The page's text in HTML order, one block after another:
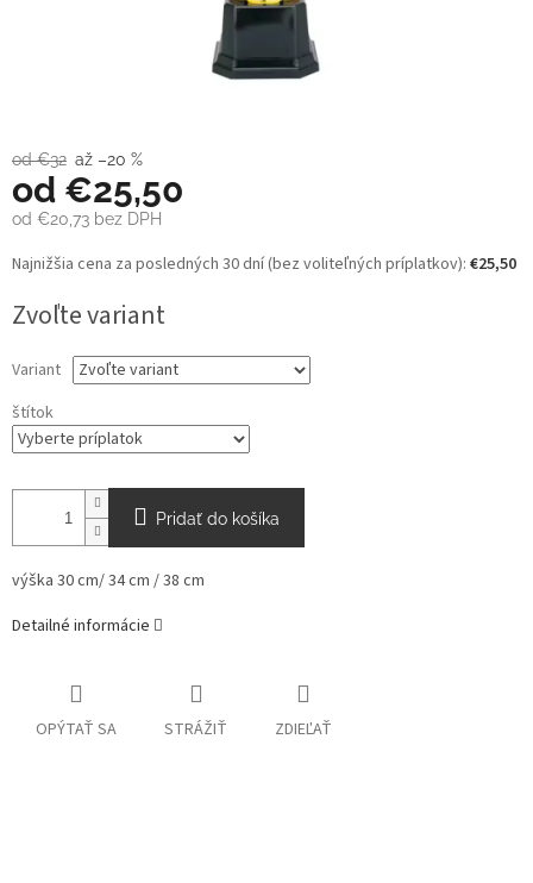
od €32 až –20 %
od €25,50
od €20,73 bez DPH
Jednotková
cena:
Najnižšia cena za posledných 30 dní (bez voliteľných príplatkov): €25,50
Zvoľte variant
Variant
štítok
Pridať do košíka
výška 30 cm/ 34 cm / 38 cm
Detailné informácie
OPÝTAŤ SA STRÁŽIŤ ZDIEĽAŤ